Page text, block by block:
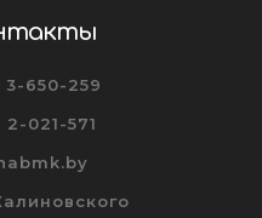
3-650-259
2-021-571